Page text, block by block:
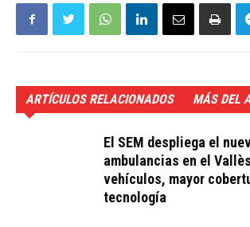
ARTÍCULOS RELACIONADOS MÁS DEL
El SEM despliega el
ambulancias en el
vehículos, mayor
tecnología